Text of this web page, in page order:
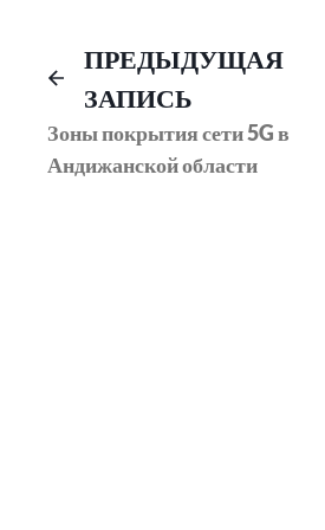
Навигация
по
записям
ПРЕДЫДУЩАЯ
ЗАПИСЬ
Зоны покрытия сети 5G в
Андижанской области